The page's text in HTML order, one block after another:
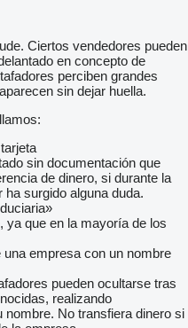
Ciertos vendedores pueden
en concepto de
perciben grandes
sin dejar huella.
sin documentación que
de dinero, si durante la
surgido alguna duda.
ya que en la mayoría de los
empresa con un nombre
pueden ocultarse tras
realizando
No transfiera dinero si